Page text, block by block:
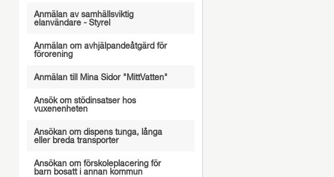
Anmälan av samhällsviktig
elanvändare - Styrel
Anmälan om avhjälpandeåtgärd för
förorening
Anmälan till Mina Sidor "MittVatten"
Ansök om stödinsatser hos
vuxenenheten
Ansökan om dispens tunga, långa
eller breda transporter
Ansökan om förskoleplacering för
barn bosatt i annan kommun